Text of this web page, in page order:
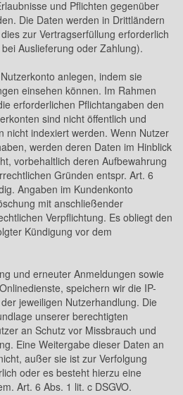
und Pflichten gegenüber
Die Daten werden in Drittländern
zur Vertragserfüllung erforderlich
Auslieferung oder Zahlung).
anlegen, indem sie
einsehen können. Im Rahmen
erforderlichen Pflichtangaben den
sind nicht öffentlich und
nicht indexiert werden. Wenn Nutzer
werden deren Daten im Hinblick
vorbehaltlich deren Aufbewahrung
Gründen entspr. Art. 6
Angaben im Kundenkonto
mit anschließender
Verpflichtung. Es obliegt den
Kündigung vor dem
und erneuter Anmeldungen sowie
speichern wir die IP-
jeweiligen Nutzerhandlung. Die
unserer berechtigten
an Schutz vor Missbrauch und
Eine Weitergabe dieser Daten an
außer sie ist zur Verfolgung
oder es besteht hierzu eine
Art. 6 Abs. 1 lit. c DSGVO.